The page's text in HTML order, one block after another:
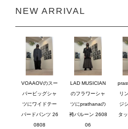
NEW ARRIVAL
VOAAOVのスー
パービッグシャ
ツにワイドテー
パードパンツ 26
0808
LAD MUSICIAN
のフラワーシャ
ツにprathanaの
袴バルーン 2608
06
リ
ジ
タ